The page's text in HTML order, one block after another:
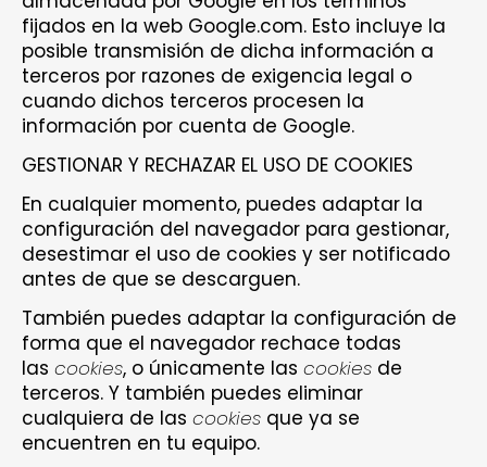
fijados en la web Google.com. Esto incluye la
posible transmisión de dicha información a
terceros por razones de exigencia legal o
cuando dichos terceros procesen la
información por cuenta de Google.
GESTIONAR Y RECHAZAR EL USO DE COOKIES
En cualquier momento, puedes adaptar la
configuración del navegador para gestionar,
desestimar el uso de cookies y ser notificado
antes de que se descarguen.
También puedes adaptar la configuración de
forma que el navegador rechace todas
las cookies, o únicamente las cookies de
terceros. Y también puedes eliminar
cualquiera de las cookies que ya se
encuentren en tu equipo.